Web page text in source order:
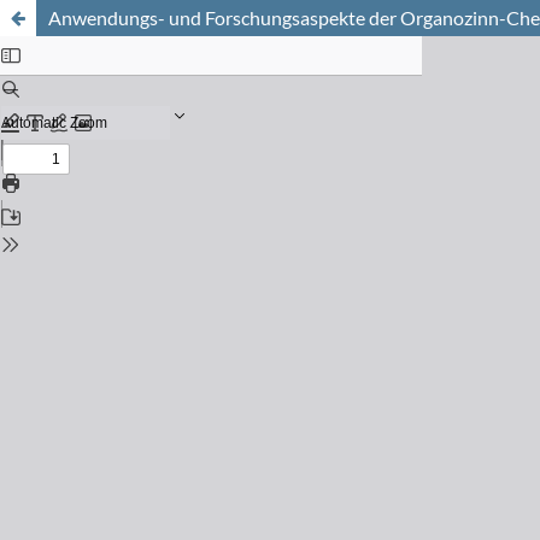
Anwendungs- und Forschungsaspekte der Organozinn-